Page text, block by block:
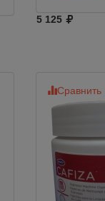
5 125
Сравнить